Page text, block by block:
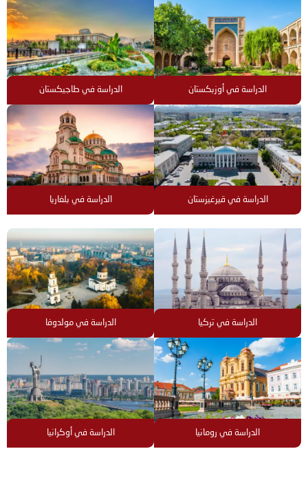
الدراسة في أوزبكستان الدراسة في طاجيكستان
الدراسة في قيرغيزستان الدراسة في بلغاريا
الدراسة في تركيا الدراسة في مولدوفا
الدراسة في رومانيا الدراسة في أوكرانيا